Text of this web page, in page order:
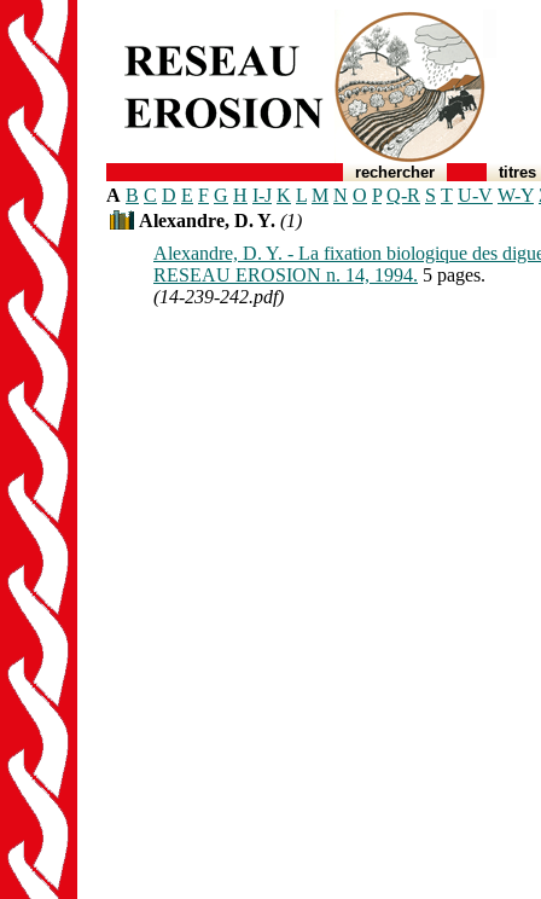
rechercher titres
A B C D E F G H I-J K L M N O P Q-R S T U-V W-Y
Alexandre, D. Y. (1)
Alexandre, D. Y. - La fixation biologique des
RESEAU EROSION n. 14, 1994. 5 pages.
(14-239-242.pdf)